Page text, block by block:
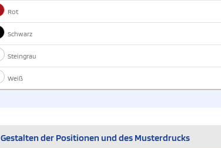
Rot
Schwarz
Steingrau
Weiß
Gestalten der Positionen und des Musterdrucks